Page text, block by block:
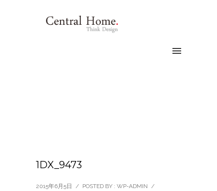
1DX_9473
2015年6月5日 / POSTED BY : WP-ADMIN /